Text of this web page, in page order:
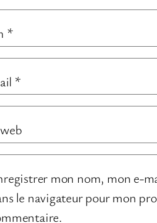
*
*
mon nom, mon e-
le navigateur pour mon